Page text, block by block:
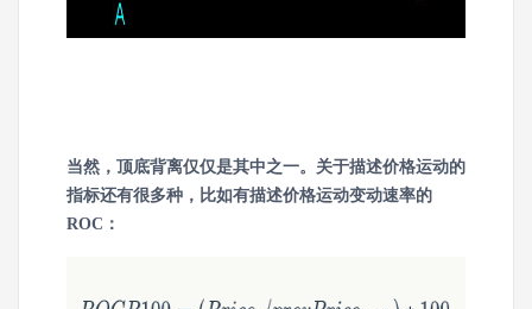
当然，顶底背离仅仅是其中之一。关于描述价格运动的
指标还有很多种，比如有描述价格运动变动速率的
ROC：